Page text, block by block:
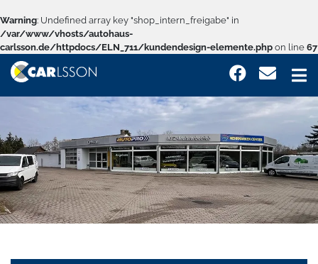
Warning: Undefined array key "shop_intern_freigabe" in
/var/www/vhosts/autohaus-
carlsson.de/httpdocs/ELN_711/kundendesign-elemente.php on line 67